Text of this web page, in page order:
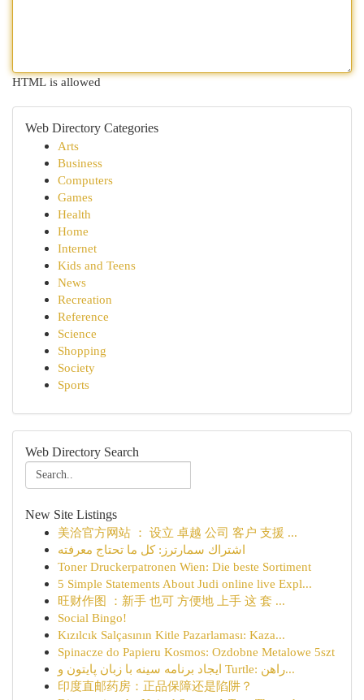
HTML is allowed
Web Directory Categories
Arts
Business
Computers
Games
Health
Home
Internet
Kids and Teens
News
Recreation
Reference
Science
Shopping
Society
Sports
Web Directory Search
New Site Listings
美洽官方网站 ： 设立 卓越 公司 客户 支援 ...
اشتراك سمارترز: كل ما تحتاج معرفته
Toner Druckerpatronen Wien: Die beste Sortiment
5 Simple Statements About Judi online live Expl...
旺财作图 ：新手 也可 方便地 上手 这 套 ...
Social Bingo!
Kızılcık Salçasının Kitle Pazarlaması: Kaza...
Spinacze do Papieru Kosmos: Ozdobne Metalowe 5szt
ایجاد برنامه سینه با زبان پایتون و Turtle: راهن...
印度直邮药房：正品保障还是陷阱？